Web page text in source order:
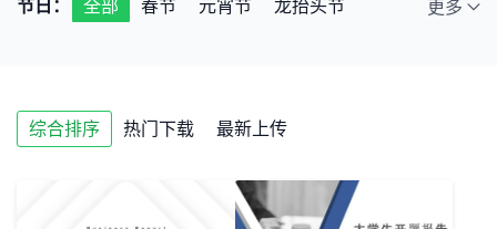
医药医疗
影视传媒
公益宣传
节日： 全部 春节 元宵节
龙抬头节
更多
综合排序 热门下载 最新上传